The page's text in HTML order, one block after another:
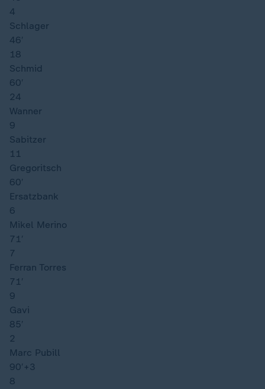
4
Schlager
46′
18
Schmid
60′
24
Wanner
9
Sabitzer
11
Gregoritsch
60′
Ersatzbank
6
Mikel Merino
71′
7
Ferran Torres
71′
9
Gavi
85′
2
Marc Pubill
90′ +3
8